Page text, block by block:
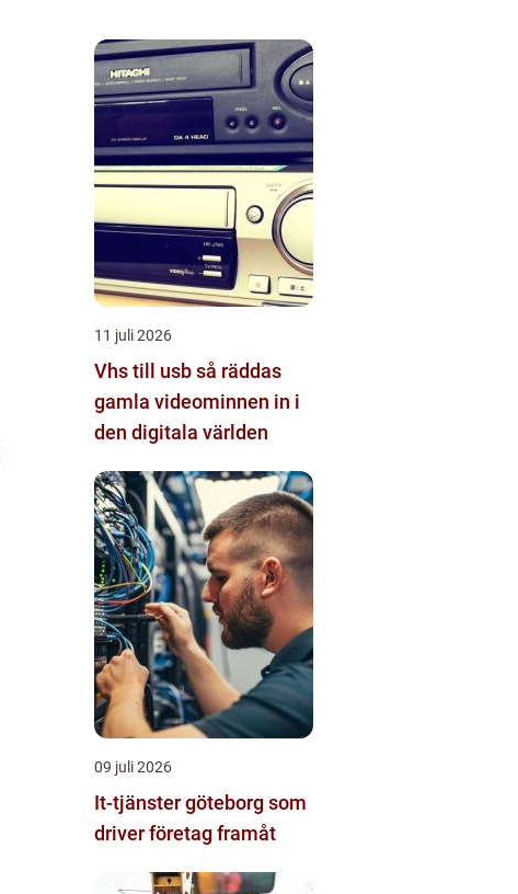
11 juli 2026
Vhs till usb så räddas
gamla videominnen in i
den digitala världen
09 juli 2026
It-tjänster göteborg som
driver företag framåt